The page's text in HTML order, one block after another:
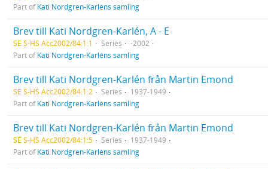
Part ofKati Nordgren-Karléns samling
Brev till Kati Nordgren-Karlén, A - E
SE S-HS Acc2002/84:1:1 Series
-2002
Part ofKati Nordgren-Karléns samling
Brev till Kati Nordgren-Karlén från Martin Emond
SE S-HS Acc2002/84:1:2 Series
1937-1949
Part ofKati Nordgren-Karléns samling
Brev till Kati Nordgren-Karlén från Martin Emond
SE S-HS Acc2002/84:1:5 Series
1937-1949
Part ofKati Nordgren-Karléns samling